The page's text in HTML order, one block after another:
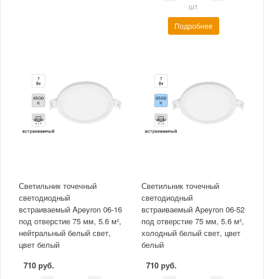
шт
Подробнее
Светильник точечный
светодиодный
встраиваемый Apeyron 06-16
под отверстие 75 мм, 5.6 м²,
нейтральный белый свет,
цвет белый
710 руб.
Светильник точечный
светодиодный
встраиваемый Apeyron 06-52
под отверстие 75 мм, 5.6 м²,
холодный белый свет, цвет
белый
710 руб.